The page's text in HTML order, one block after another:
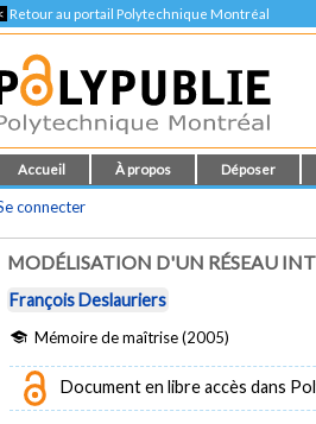
Retour au portail Polytechnique Montréal
Accueil À propos Déposer
connecter
MODÉLISATION D'UN RÉSEAU
François Deslauriers
Mémoire de maîtrise (2005)
Document en libre accès dans